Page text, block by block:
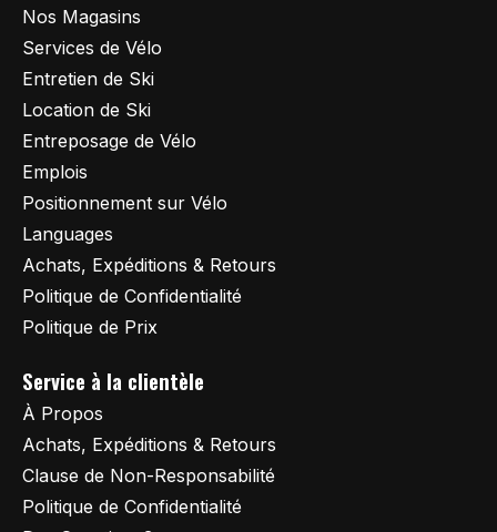
Nos Magasins
Services de Vélo
Entretien de Ski
Location de Ski
Entreposage de Vélo
Emplois
Positionnement sur Vélo
Languages
Achats, Expéditions & Retours
Politique de Confidentialité
Politique de Prix
Service à la clientèle
À Propos
Achats, Expéditions & Retours
Clause de Non-Responsabilité
Politique de Confidentialité